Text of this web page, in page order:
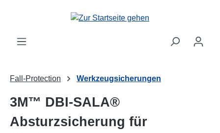
Zum Hauptinhalt springen
Fall-Protection Werkzeugsicherungen
3M™ DBI-SALA®
Absturzsicherung für